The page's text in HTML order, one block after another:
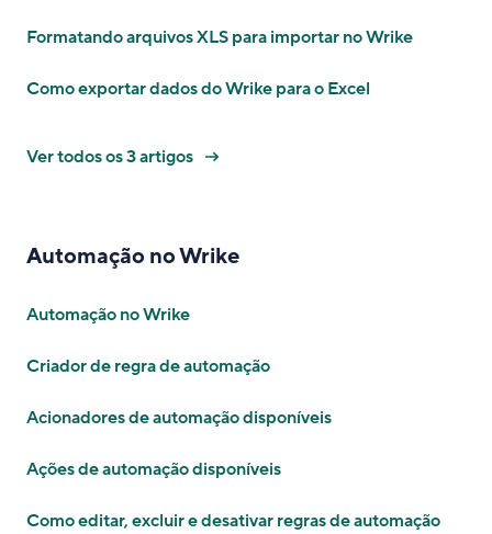
Formatando arquivos XLS para importar no Wrike
Como exportar dados do Wrike para o Excel
Ver todos os 3 artigos
Automação no Wrike
Automação no Wrike
Criador de regra de automação
Acionadores de automação disponíveis
Ações de automação disponíveis
Como editar, excluir e desativar regras de automação